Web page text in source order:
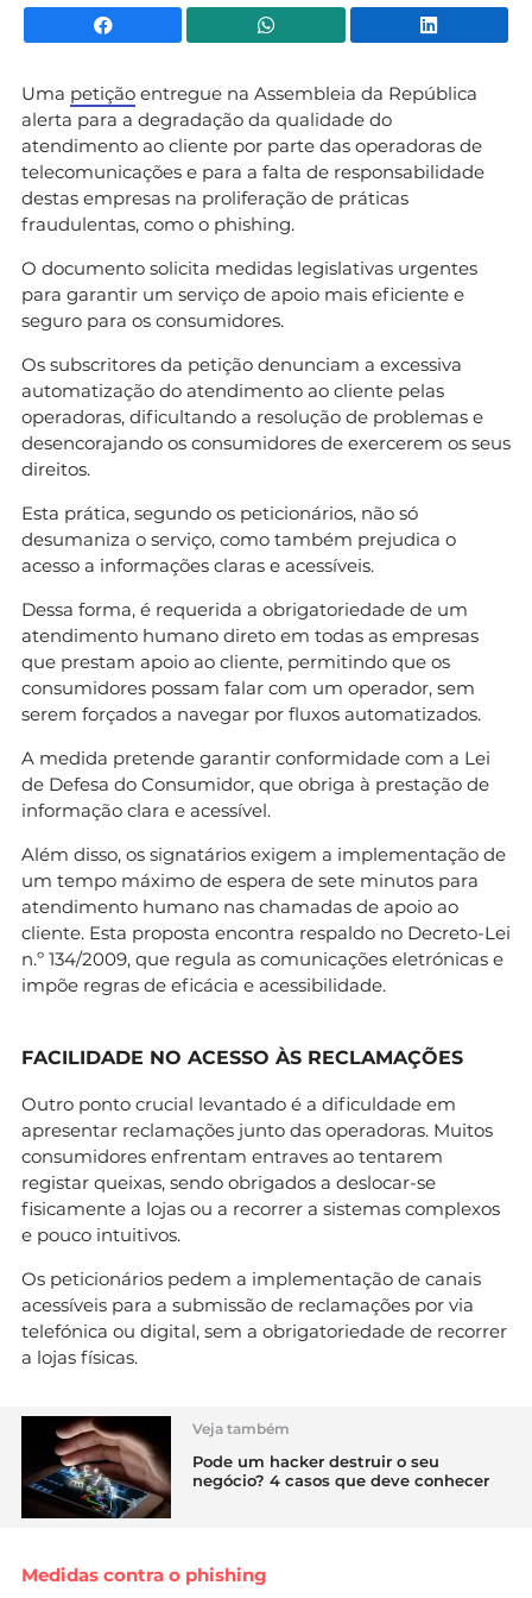
Facebook WhatsApp
Uma petição entregue na Assembleia da República
alerta para a degradação da qualidade do
atendimento ao cliente por parte das operadoras de
telecomunicações e para a falta de responsabilidade
destas empresas na proliferação de práticas
fraudulentas, como o phishing.
O documento solicita medidas legislativas urgentes
para garantir um serviço de apoio mais eficiente e
seguro para os consumidores.
Os subscritores da petição denunciam a excessiva
automatização do atendimento ao cliente pelas
operadoras, dificultando a resolução de problemas e
desencorajando os consumidores de exercerem os seus
direitos.
Esta prática, segundo os peticionários, não só
desumaniza o serviço, como também prejudica o
acesso a informações claras e acessíveis.
Dessa forma, é requerida a obrigatoriedade de um
atendimento humano direto em todas as empresas
que prestam apoio ao cliente, permitindo que os
consumidores possam falar com um operador, sem
serem forçados a navegar por fluxos automatizados.
A medida pretende garantir conformidade com a Lei
de Defesa do Consumidor, que obriga à prestação de
informação clara e acessível.
Além disso, os signatários exigem a implementação de
um tempo máximo de espera de sete minutos para
atendimento humano nas chamadas de apoio ao
cliente. Esta proposta encontra respaldo no Decreto-Lei
n.º 134/2009, que regula as comunicações eletrónicas e
impõe regras de eficácia e acessibilidade.
FACILIDADE NO ACESSO ÀS RECLAMAÇÕES
Outro ponto crucial levantado é a dificuldade em
apresentar reclamações junto das operadoras. Muitos
consumidores enfrentam entraves ao tentarem
registar queixas, sendo obrigados a deslocar-se
fisicamente a lojas ou a recorrer a sistemas complexos
e pouco intuitivos.
Os peticionários pedem a implementação de canais
acessíveis para a submissão de reclamações por via
telefónica ou digital, sem a obrigatoriedade de recorrer
a lojas físicas.
Veja também
Pode um hacker destruir o seu
negócio? 4 casos que deve conhecer
Medidas contra o phishing